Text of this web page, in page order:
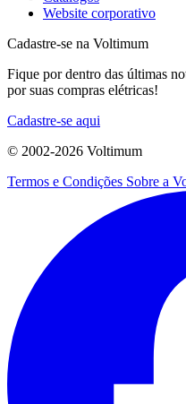
Website corporativo
Cadastre-se na Voltimum
Fique por dentro das últimas
por suas compras elétricas!
Cadastre-se aqui
© 2002-2026 Voltimum
Termos e Condições Sobre a